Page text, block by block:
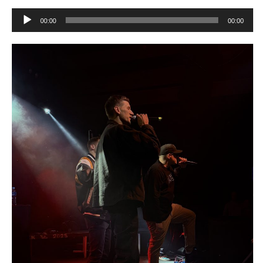
Odtwarzacz
plików
00:00 00:00